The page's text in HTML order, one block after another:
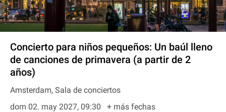
Concierto para niños pequeños: Un baúl lleno
de canciones de primavera (a partir de 2
años)
Amsterdam, Sala de conciertos
dom 02. may 2027, 09:30
+ más fechas